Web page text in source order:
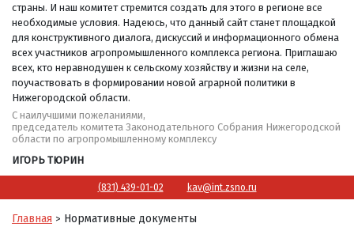
страны. И наш комитет стремится создать для этого в регионе все
необходимые условия. Надеюсь, что данный сайт станет площадкой
для конструктивного диалога, дискуссий и информационного обмена
всех участников агропромышленного комплекса региона. Приглашаю
всех, кто неравнодушен к сельскому хозяйству и жизни на селе,
поучаствовать в формировании новой аграрной политики в
Нижегородской области.
С наилучшими пожеланиями,
председатель комитета Законодательного Собрания Нижегородской
области по агропромышленному комплексу
ИГОРЬ ТЮРИН
(831) 439-01-02 kav@int.zsno.ru
Главная > Нормативные документы